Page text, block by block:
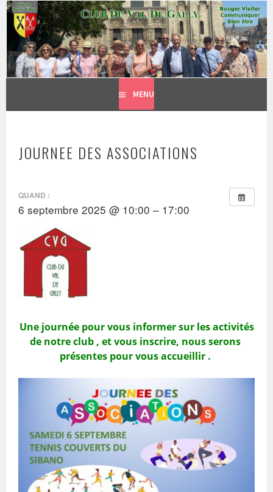
Aller
contenu
principal
CLUB DU VAL DE GALLY
BOUGER, VISITER, COMMUNIQUER = BIEN ÊTRE
MENU
JOURNEE DES ASSOCIATIONS
QUAND :
6 septembre 2025 @ 10:00 – 17:00
Une journée pour vous informer sur les activités
de notre club , et vous inscrire, nous serons
présentes pour vous accueillir .